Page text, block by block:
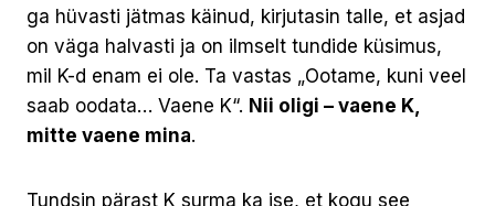
ga hüvasti jätmas käinud, kirjutasin talle, et asjad
on väga halvasti ja on ilmselt tundide küsimus,
mil K-d enam ei ole. Ta vastas „Ootame, kuni veel
saab oodata… Vaene K“. Nii oligi – vaene K,
mitte vaene mina.
Tundsin pärast K surma ka ise, et kogu see